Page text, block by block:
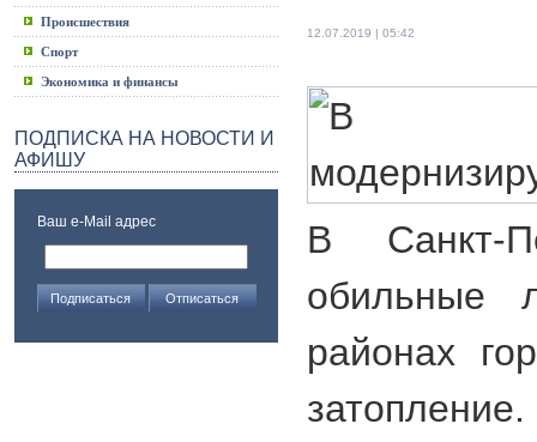
Происшествия
Спорт
Экономика и финансы
ПОДПИСКА НА НОВОСТИ И
АФИШУ
Ваш e-Mail адрес
12.07.2019 | 05:42
В Санкт-
обильные
районах